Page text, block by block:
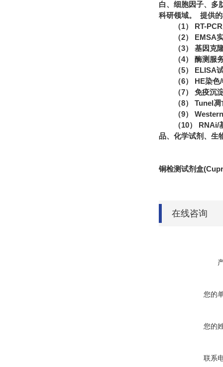
白、细胞因子、多
科研领域。 提供
（1） RT-
（2） EMSA
（3） 基因克
（4） 酶测服
（5） ELISA
（6） HE染
（7） 免疫沉
（8） Tunel
（9）
（10）
品、化学试剂、生
铜检测试剂盒
在线咨询
您的
您的
联系